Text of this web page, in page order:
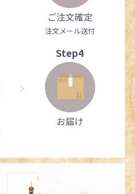
ご注文確定
注文メール送付
Step4
お届け